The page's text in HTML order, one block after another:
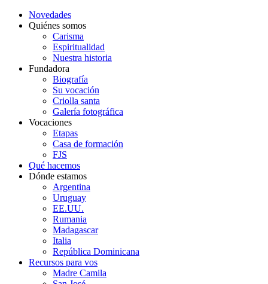
Novedades
Quiénes somos
Carisma
Espiritualidad
Nuestra historia
Fundadora
Biografía
Su vocación
Criolla santa
Galería fotográfica
Vocaciones
Etapas
Casa de formación
FJS
Qué hacemos
Dónde estamos
Argentina
Uruguay
EE.UU.
Rumania
Madagascar
Italia
República Dominicana
Recursos para vos
Madre Camila